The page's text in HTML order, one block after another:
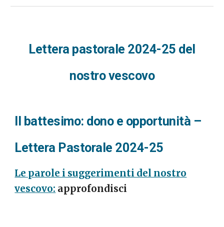
Lettera pastorale 2024-25 del
nostro vescovo
Il battesimo: dono e opportunità –
Lettera Pastorale 2024-25
Le parole i suggerimenti del nostro
vescovo: approfondisci